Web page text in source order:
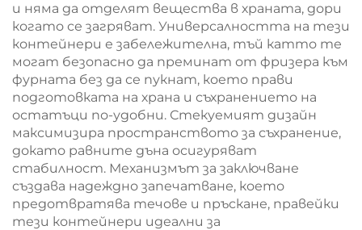
и няма да отделят вещества в храната, дори
когато се загряват. Универсалността на тези
контейнери е забележителна, тъй катто те
могат безопасно да преминат от фризера към
фурната без да се пукнат, което прави
подготовката на храна и съхранението на
остатъци по-удобни. Стекуемият дизайн
максимизира пространството за съхранение,
докато равните дъна осигуряват
стабилност. Механизмът за заключване
създава надеждно запечатване, което
предотвратява течове и пръскане, правейки
тези контейнери идеални за